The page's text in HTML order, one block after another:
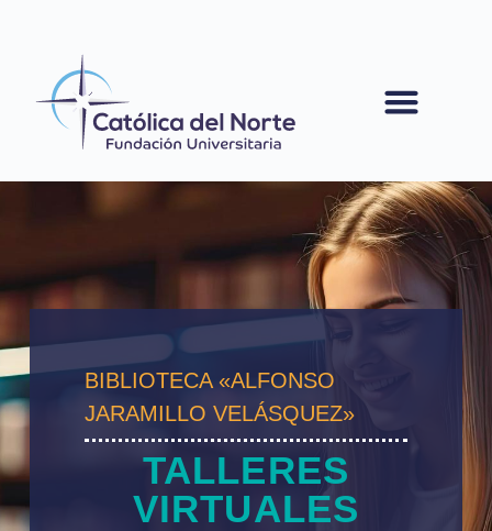
BIBLIOTECA «ALFONSO
JARAMILLO VELÁSQUEZ»
TALLERES
VIRTUALES